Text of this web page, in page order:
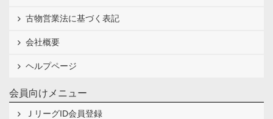
古物営業法に基づく表記
会社概要
ヘルプページ
会員向けメニュー
ＪリーグID会員登録